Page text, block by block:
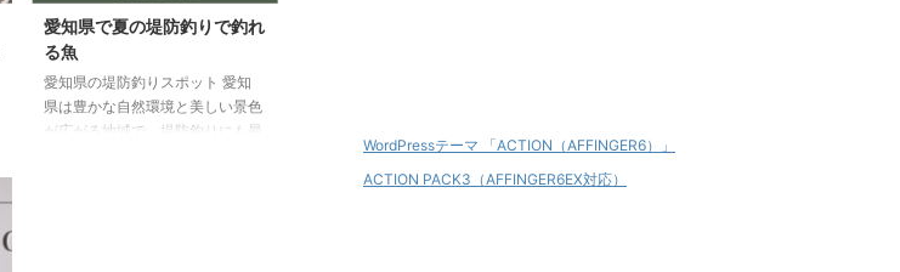
愛知県で夏の堤防釣りで釣れ
る魚
愛知県の堤防釣りスポット 愛知
県は豊かな自然環境と美しい景色
が広がる地域で、堤防釣りにも最
WordPressテーマ 「ACTION（AFFINGER6）」
ACTION PACK3（AFFINGER6EX対応）